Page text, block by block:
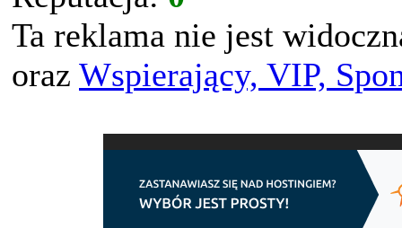
Ta reklama nie jest
oraz Wspierający, VIP,